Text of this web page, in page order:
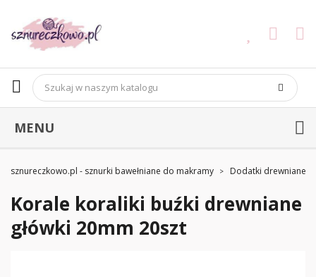
MENU
sznureczkowo.pl - sznurki bawełniane do makramy Dodatki drewniane
Korale koraliki buźki drewniane
główki 20mm 20szt